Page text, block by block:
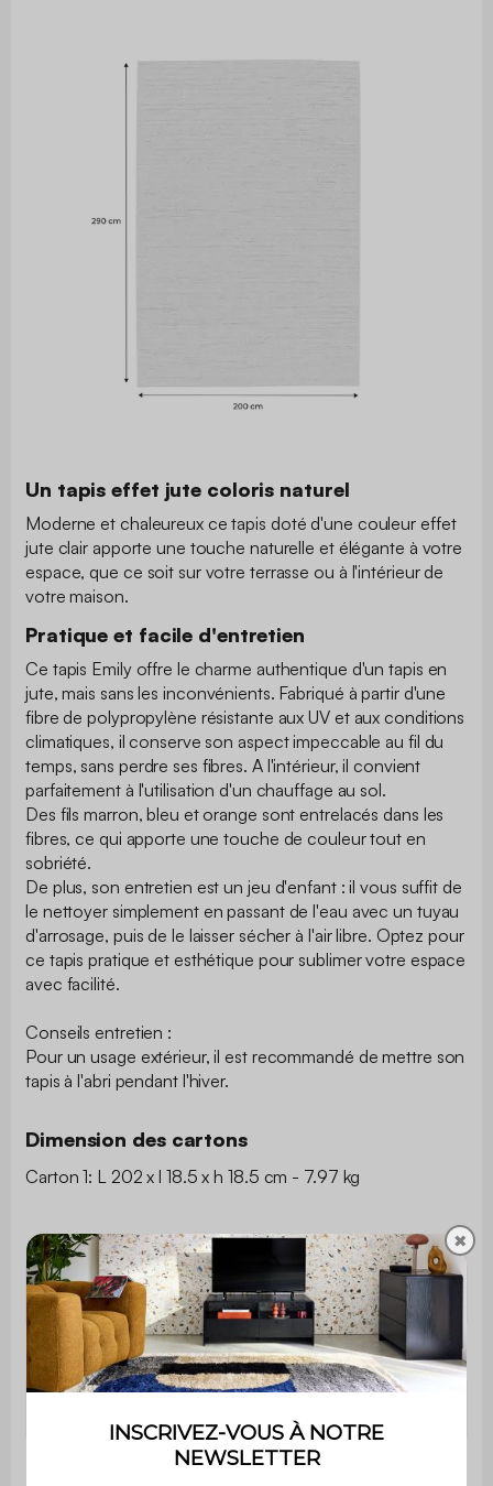
Un tapis effet jute coloris naturel
Moderne et chaleureux ce tapis doté d'une couleur effet
jute clair apporte une touche naturelle et élégante à votre
espace, que ce soit sur votre terrasse ou à l'intérieur de
votre maison.
Pratique et facile d'entretien
Ce tapis Emily offre le charme authentique d'un tapis en
jute, mais sans les inconvénients. Fabriqué à partir d'une
fibre de polypropylène résistante aux UV et aux conditions
climatiques, il conserve son aspect impeccable au fil du
temps, sans perdre ses fibres. A l'intérieur, il convient
parfaitement à l'utilisation d'un chauffage au sol.
Des fils marron, bleu et orange sont entrelacés dans les
fibres, ce qui apporte une touche de couleur tout en
sobriété.
De plus, son entretien est un jeu d'enfant : il vous suffit de
le nettoyer simplement en passant de l'eau avec un tuyau
d'arrosage, puis de le laisser sécher à l'air libre. Optez pour
ce tapis pratique et esthétique pour sublimer votre espace
avec facilité.
Conseils entretien :
Pour un usage extérieur, il est recommandé de mettre son
tapis à l'abri pendant l'hiver.
Dimension des cartons
Carton 1: L 202 x l 18.5 x h 18.5 cm - 7.97 kg
Type Tapis
Forme Rectangulaire
Uni
✖